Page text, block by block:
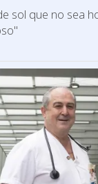
sol que no sea